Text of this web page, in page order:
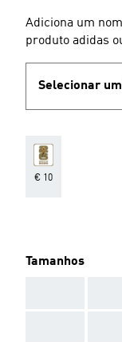
Adiciona um
produto adidas
Selecionar
€ 10
Tamanhos